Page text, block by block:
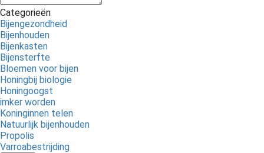
Categorieën
Bijengezondheid
Bijenhouden
Bijenkasten
Bijensterfte
Bloemen voor bijen
Honingbij biologie
Honingoogst
imker worden
Koninginnen telen
Natuurlijk bijenhouden
Propolis
Varroabestrijding